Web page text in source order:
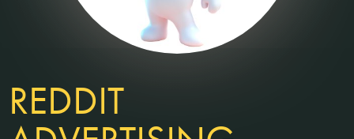
REDDIT